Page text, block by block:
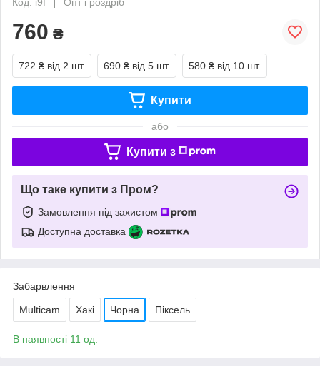
760 ₴
722 ₴ від 2 шт. 690 ₴ від 5 шт. 580 ₴ від 10 шт.
Купити
або
Купити з
Що таке купити з Пром?
Замовлення під захистом
Доступна доставка
Забарвлення
Multicam Хакі Чорна Піксель
В наявності 11 од.